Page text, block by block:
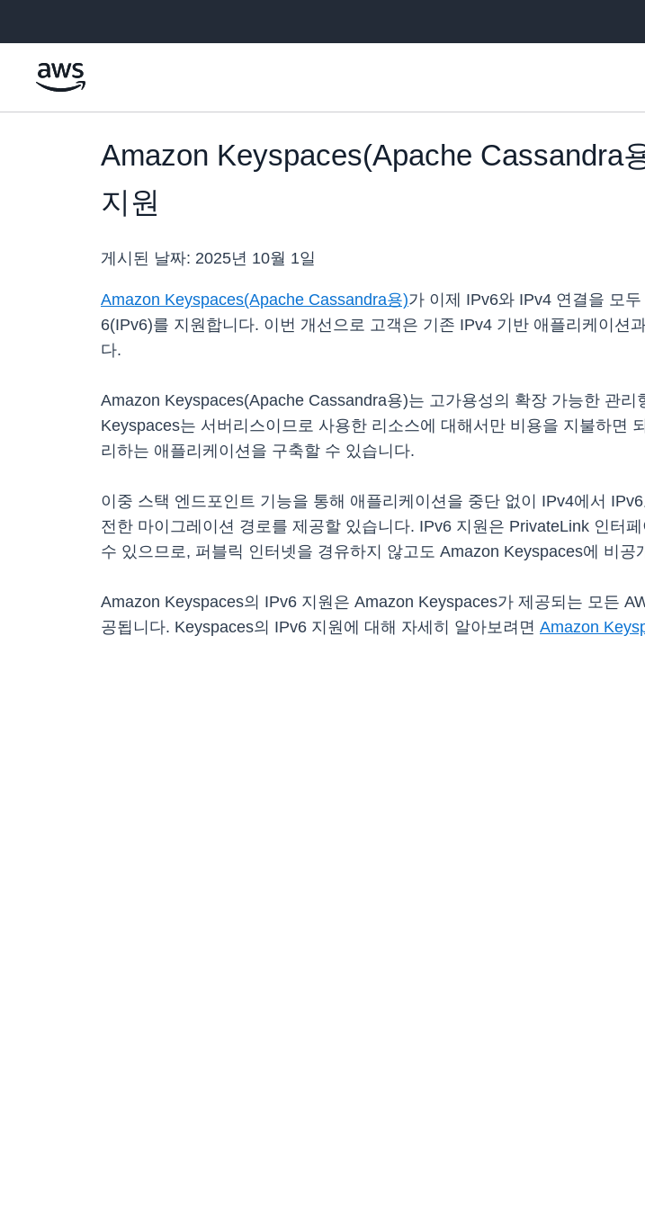
Amazon Keyspaces(Apache Cassandra
지원
게시된 날짜: 2025년 10월 1일
Amazon Keyspaces(Apache Cassandra용)가 이제 IPv6와 IPv4 연결을 모
6(IPv6)를 지원합니다. 이번 개선으로 고객은 기존 IPv4 기반 애플리케이션
다.
Amazon Keyspaces(Apache Cassandra용)는 고가용성의 확장 가능한 관
Keyspaces는 서버리스이므로 사용한 리소스에 대해서만 비용을 지불하면
리하는 애플리케이션을 구축할 수 있습니다.
이중 스택 엔드포인트 기능을 통해 애플리케이션을 중단 없이 IPv4에서
전한 마이그레이션 경로를 제공할 있습니다. IPv6 지원은 PrivateLink 인터
수 있으므로, 퍼블릭 인터넷을 경유하지 않고도 Amazon Keyspaces에 비공
Amazon Keyspaces의 IPv6 지원은 Amazon Keyspaces가 제공되는 모든
공됩니다. Keyspaces의 IPv6 지원에 대해 자세히 알아보려면 Amazon